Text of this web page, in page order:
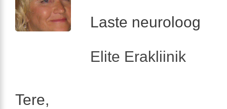
Laste neuroloog
Elite Erakliinik
Tere,